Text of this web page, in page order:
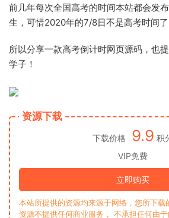
前几年每次全国高考的时间本站都会发
生，可惜2020年的7/8日不是高考时间了
所以分享一款高考倒计时网页源码，也
学子！
资源下载
下载价格 9.9 积
VIP免费
立即购买
本站所提供的资源均来源于网络，您所下载
资源不提供任何商业服务， 不承担任何由